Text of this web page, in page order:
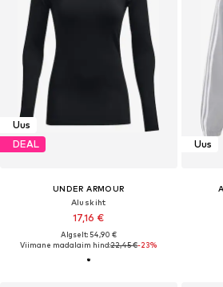
Uus
DEAL
UNDER ARMOUR
Aluskiht
17,16 €
Algselt: 54,90 €
Viimane madalaim hind:22,45 €-23%
Uus